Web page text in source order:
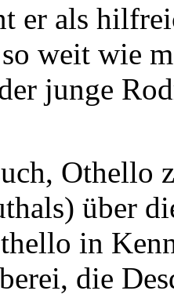
er als
weit wie
junge
Othello
über
in
die